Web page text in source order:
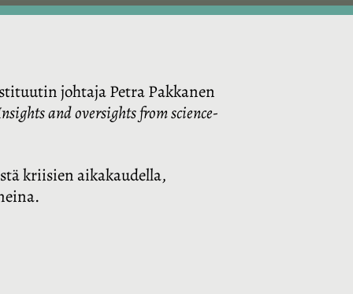
johtaja Petra Pakkanen
and oversights from science-
kriisien aikakaudella,